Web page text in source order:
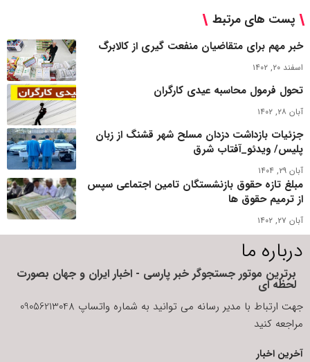
پست های مرتبط
خبر مهم برای متقاضیان منفعت گیری از کالابرگ
اسفند ۲۰, ۱۴۰۲
تحول فرمول محاسبه عیدی کارگران
آبان ۲۸, ۱۴۰۲
جزئیات بازداشت دزدان مسلح شهر قشنگ از زبان
پلیس/ ویدئو_آفتاب شرق
آبان ۲۹, ۱۴۰۴
مبلغ تازه حقوق بازنشستگان تامین اجتماعی سپس
از ترمیم حقوق ها
آبان ۲۷, ۱۴۰۲
درباره ما
برترین موتور جستجوگر خبر پارسی - اخبار ایران و جهان بصورت
لحظه ای
جهت ارتباط با مدیر رسانه می توانید به شماره واتساپ 09056213048
مراجعه کنید
آخرین اخبار